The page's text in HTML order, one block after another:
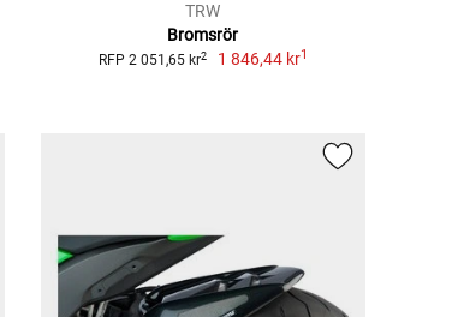
TRW
Bromsrör
RFP 2 051,65 kr2 1 846,44 kr1